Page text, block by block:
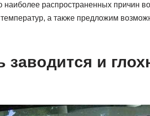
наиболее распространенных причин
температур, а также предложим
и